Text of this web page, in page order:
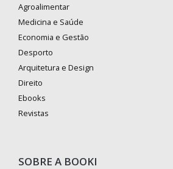
Agroalimentar
Medicina e Saúde
Economia e Gestão
Desporto
Arquitetura e Design
Direito
Ebooks
Revistas
SOBRE A BOOKI